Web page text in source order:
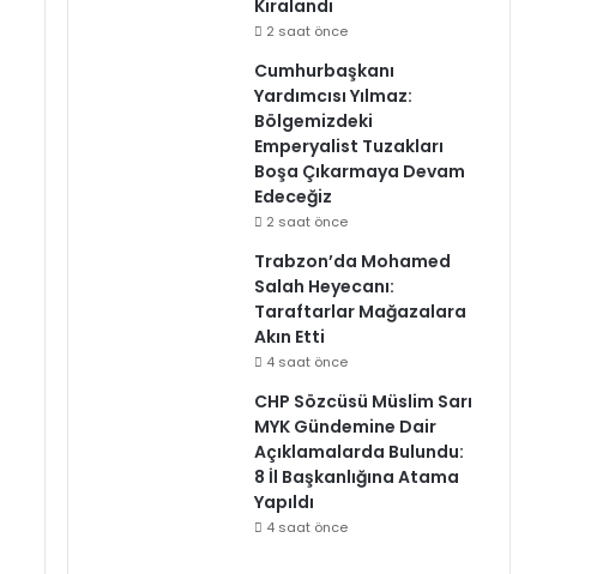
Kiralandı
2 saat önce
Cumhurbaşkanı
Yardımcısı Yılmaz:
Bölgemizdeki
Emperyalist Tuzakları
Boşa Çıkarmaya Devam
Edeceğiz
2 saat önce
Trabzon’da Mohamed
Salah Heyecanı:
Taraftarlar Mağazalara
Akın Etti
4 saat önce
CHP Sözcüsü Müslim Sarı
MYK Gündemine Dair
Açıklamalarda Bulundu:
8 İl Başkanlığına Atama
Yapıldı
4 saat önce